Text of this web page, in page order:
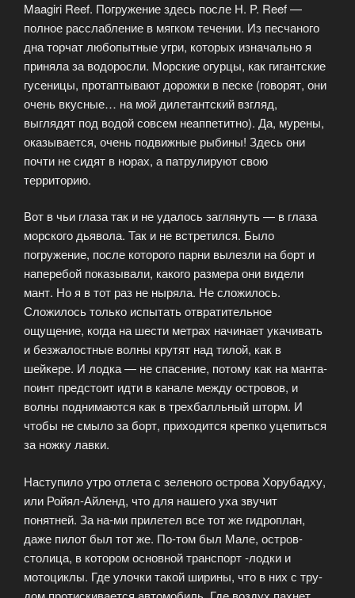
Maagiri Reef. Погружение здесь после Н. P. Reef —
полное расслабление в мягком течении. Из песчаного
дна торчат любопытные угри, которых изначально я
приняла за водоросли. Морские огурцы, как гигантские
гусеницы, протаптывают дорожки в песке (говорят, они
очень вкусные… на мой дилетантский взгляд,
выглядят под водой совсем неаппетитно). Да, мурены,
оказывается, очень подвижные рыбины! Здесь они
почти не сидят в норах, а патрулируют свою
территорию.
Вот в чьи глаза так и не удалось заглянуть — в глаза
морского дьявола. Так и не встретился. Было
погружение, после которого парни вылезли на борт и
наперебой показывали, какого размера они видели
мант. Но я в тот раз не ныряла. Не сложилось.
Сложилось только испытать отвратительное
ощущение, когда на шести метрах начинает укачивать
и безжалостные волны крутят над тилой, как в
шейкере. И лодка — не спасение, потому как на манта-
поинт предстоит идти в канале между островов, и
волны поднимаются как в трехбалльный шторм. И
чтобы не смыло за борт, приходится крепко уцепиться
за ножку лавки.
Наступило утро отлета с зеленого острова Хорубадху,
или Ройял-Айленд, что для нашего уха звучит
понятней. За на-ми прилетел все тот же гидроплан,
даже пилот был тот же. По-том был Мале, остров-
столица, в котором основной транспорт -лодки и
мотоциклы. Где улочки такой ширины, что в них с тру-